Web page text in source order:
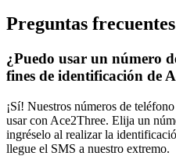
Preguntas frecuentes
¿Puedo usar un número
fines de identificación de
¡Sí! Nuestros números de
usar con Ace2Three. Elija un
ingréselo al realizar la
llegue el SMS a nuestro extremo.